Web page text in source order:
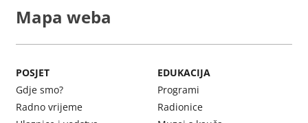
Mapa weba
POSJET
Gdje smo?
Radno vrijeme
EDUKACIJA
Programi
Radionice